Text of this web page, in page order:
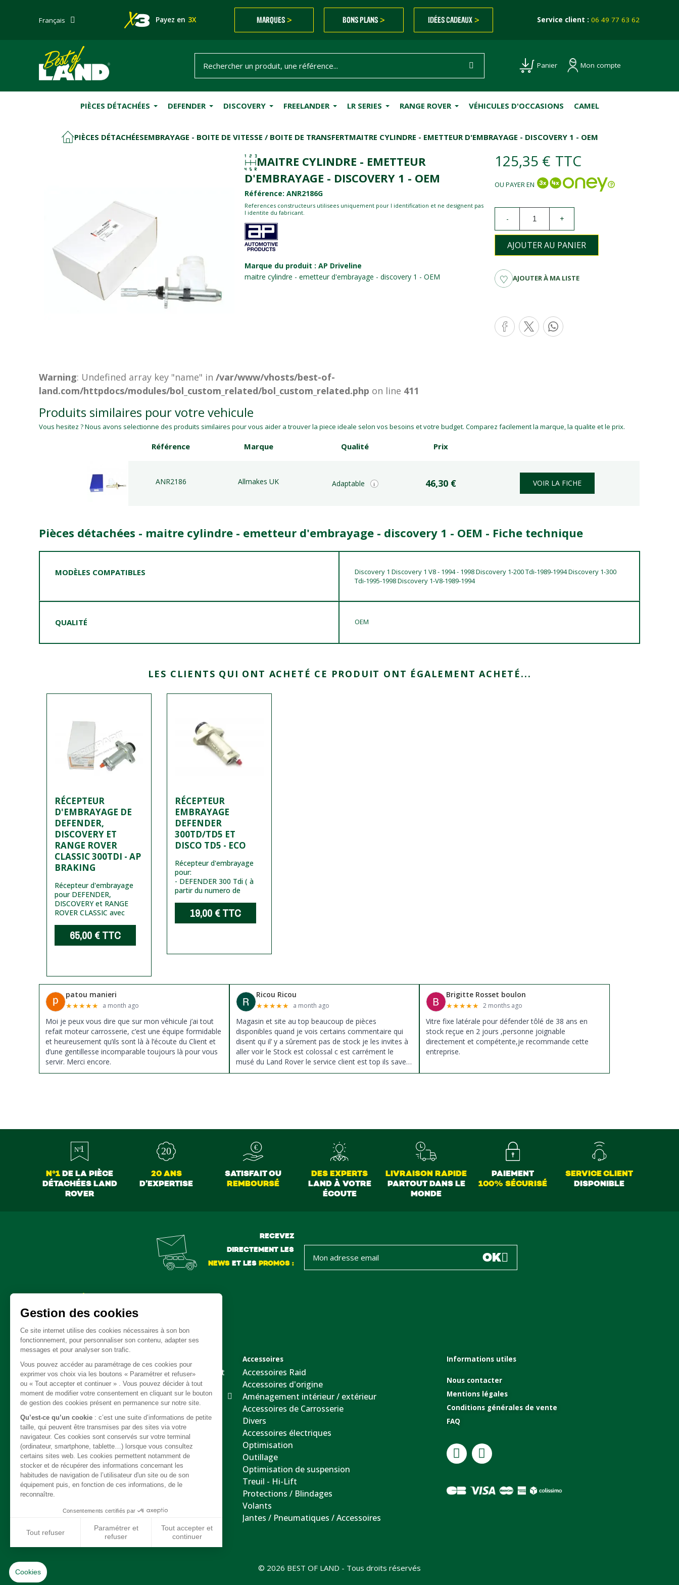
Français Payez en 3X MARQUES > BONS PLANS > IDÉES CADEAUX > Service client :06 49 77 63 62
Panier Mon compte
PIÈCES DÉTACHÉES DEFENDER DISCOVERY FREELANDER LR SERIES RANGE ROVER VÉHICULES D'OCCASIONS CAMEL
PIÈCES DÉTACHÉESEMBRAYAGE - BOITE DE VITESSE / BOITE DE TRANSFERTMAITRE CYLINDRE - EMETTEUR D'EMBRAYAGE - DISCOVERY 1 - OEM
MAITRE CYLINDRE - EMETTEUR
D'EMBRAYAGE - DISCOVERY 1 - OEM
Référence: ANR2186G
References constructeurs utilisees uniquement pour l identification et ne designent pas
l identite du fabricant.
Marque du produit : AP Driveline
maitre cylindre - emetteur d'embrayage - discovery 1 - OEM
125,35 € TTC
OU PAYER EN
- +
AJOUTER AU PANIER
AJOUTER À MA LISTE
Warning: Undefined array key "name" in/var/www/vhosts/best-of-
land.com/httpdocs/modules/bol_custom_related/bol_custom_related.php on line 411
Produits similaires pour votre vehicule
Vous hesitez ? Nous avons selectionne des produits similaires pour vous aider a trouver la piece ideale selon vos besoins et votre budget. Comparez facilement la marque, la qualite et le prix.
Référence Marque Qualité Prix
ANR2186 Allmakes UK Adaptable i 46,30 € VOIR LA FICHE
Pièces détachées - maitre cylindre - emetteur d'embrayage - discovery 1 - OEM - Fiche technique
MODÈLES COMPATIBLES
Discovery 1 Discovery 1 V8 - 1994 - 1998 Discovery 1-200 Tdi-1989-1994 Discovery 1-300
Tdi-1995-1998 Discovery 1-V8-1989-1994
QUALITÉ OEM
LES CLIENTS QUI ONT ACHETÉ CE PRODUIT ONT ÉGALEMENT ACHETÉ...
RÉCEPTEUR
D'EMBRAYAGE DE
DEFENDER,
DISCOVERY ET
RANGE ROVER
CLASSIC 300TDI - AP
BRAKING
Récepteur d'embrayage
pour DEFENDER,
DISCOVERY et RANGE
ROVER CLASSIC avec
65,00 €TTC
RÉCEPTEUR
EMBRAYAGE
DEFENDER
300TD/TD5 ET
DISCO TD5 - ECO
Récepteur d'embrayage
pour:
- DEFENDER 300 Tdi ( à
partir du numero de
19,00 €TTC
patou manieri
★★★★★ a month ago
Moi je peux vous dire que sur mon véhicule j’ai tout
refait moteur carrosserie, c’est une équipe formidable
et heureusement qu’ils sont là à l’écoute du Client et
d’une gentillesse incomparable toujours là pour vous
servir. Merci encore.
Ricou Ricou
★★★★★ a month ago
Magasin et site au top beaucoup de pièces
disponibles quand je vois certains commentaire qui
disent qu il’ y a sûrement pas de stock je les invites à
aller voir le Stock est colossal c est carrément le
musé du Land Rover le service client est top ils savent
donné des conseils et ne pousse pas à la vente ils
Brigitte Rosset boulon
★★★★★ 2 months ago
Vitre fixe latérale pour défender tôlé de 38 ans en
stock reçue en 2 jours ,personne joignable
directement et compétente,je recommande cette
entreprise.
N°1DE LA PIÈCE
DÉTACHÉES LAND
ROVER
20 ANS
D’EXPERTISE
SATISFAIT OU
REMBOURSÉ
DES EXPERTS
LAND À VOTRE
ÉCOUTE
LIVRAISON RAPIDE
PARTOUT DANS LE
MONDE
PAIEMENT
100% SÉCURISÉ
SERVICE CLIENT
DISPONIBLE
RECEVEZ
DIRECTEMENT LES
NEWSET LES PROMOS : OK
Embrayage - Boite de vitesse / boite de transfert
Câble
Carrosserie / Chassis
Direction
Echappement
Electricité
Freinage
Intérieur
Moteur
Refroidissement / chauffage / clim
Suspension
Système de carburant
Jantes / Pneumatiques
Accessoires
Accessoires Raid
Accessoires d'origine
Aménagement intérieur / extérieur
Accessoires de Carrosserie
Divers
Accessoires électriques
Optimisation
Outillage
Optimisation de suspension
Treuil - Hi-Lift
Protections / Blindages
Volants
Jantes / Pneumatiques / Accessoires
Informations utiles
Nous contacter
Mentions légales
Conditions générales de vente
FAQ
© 2026 BEST OF LAND - Tous droits réservés